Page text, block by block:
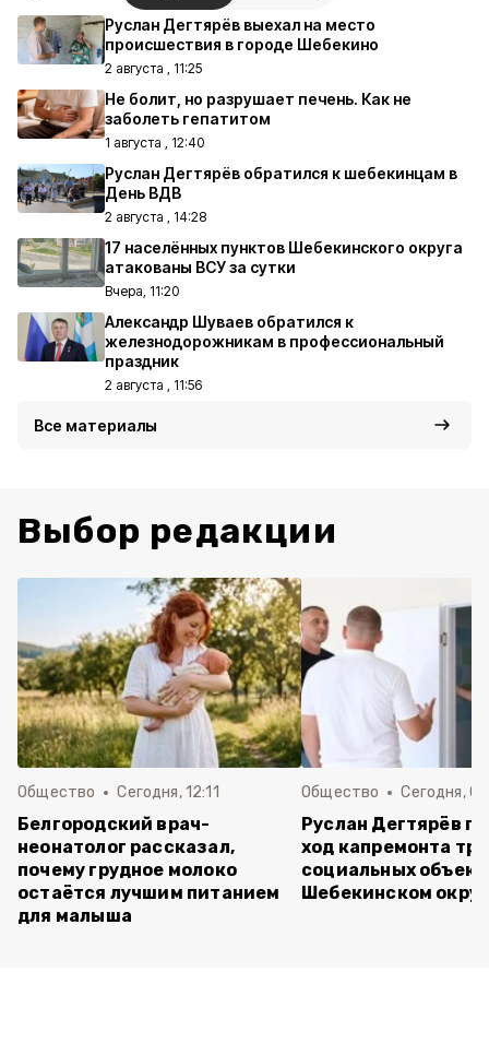
Руслан Дегтярёв выехал на место
происшествия в городе Шебекино
2 августа , 11:25
Не болит, но разрушает печень. Как не
заболеть гепатитом
1 августа , 12:40
Руслан Дегтярёв обратился к шебекинцам в
День ВДВ
2 августа , 14:28
17 населённых пунктов Шебекинского округа
атакованы ВСУ за сутки
Вчера, 11:20
Александр Шуваев обратился к
железнодорожникам в профессиональный
праздник
2 августа , 11:56
Все материалы
Выбор редакции
Общество Сегодня, 12:11
Белгородский врач-
неонатолог рассказал,
почему грудное молоко
остаётся лучшим питанием
для малыша
Общество Сегодня,
Руслан Дегтярёв
ход капремонта
социальных
Шебекинском